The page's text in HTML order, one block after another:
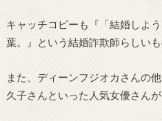
キャッチコピーも『「結婚しよ
葉。』という結婚詐欺師らしいも
また、ディーンフジオカさんの
久子さんといった人気女優さんが